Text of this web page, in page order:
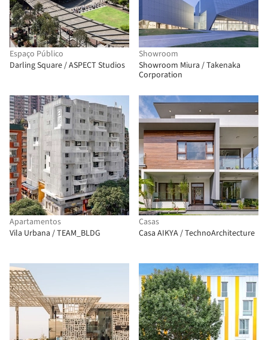
Espaço Público
Darling Square / ASPECT Studios
Showroom
Showroom Miura / Takenaka
Corporation
Apartamentos
Vila Urbana / TEAM_BLDG
Casas
Casa AIKYA / TechnoArchitecture